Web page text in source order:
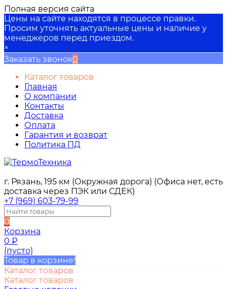
Полная версия сайта
Цены на сайте находятся в процессе правки.
Просим уточнять актуальные цены и наличие у
менеджеров перед приездом.
×
Заказать звонок0
Каталог товаров
Главная
О компании
Контакты
Доставка
Оплата
Гарантия и возврат
Политика ПД
г. Рязань, 195 км (Окружная дорога) (Офиса нет, есть
доставка через ПЭК или СДЕК)
+7 (969) 603-79-99
0
Корзина
0 ₽
(пусто)
Товар в корзине!
Каталог товаров
Каталог товаров